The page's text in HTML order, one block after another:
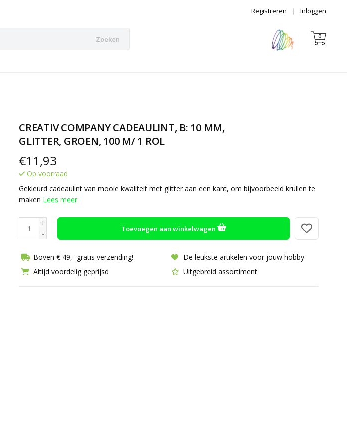
Inloggen
|
Registreren
Zoeken 0
CREATIV COMPANY CADEAULINT, B: 10 MM,
GLITTER, GROEN, 100 M/ 1 ROL
€11,93
Op voorraad
Gekleurd cadeaulint van mooie kwaliteit met glitter aan een kant, om bijvoorbeeld krullen te
maken Lees meer
+
-
Toevoegen aan winkelwagen
Boven € 49,- gratis verzending!
De leukste artikelen voor jouw hobby
Altijd voordelig geprijsd
Uitgebreid assortiment